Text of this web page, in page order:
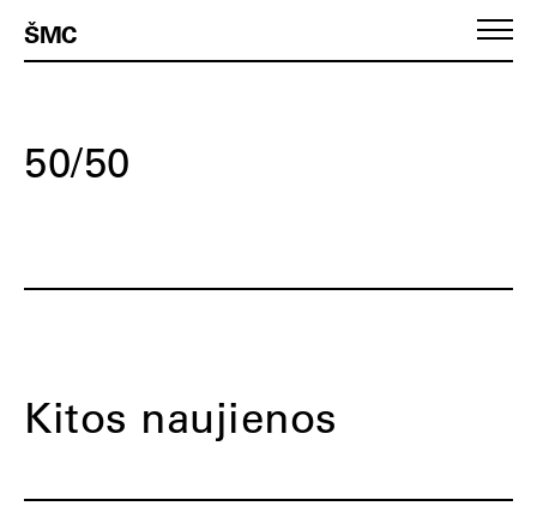
ŠMC
50/50
Kitos naujienos